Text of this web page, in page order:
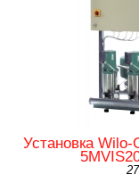
Установка